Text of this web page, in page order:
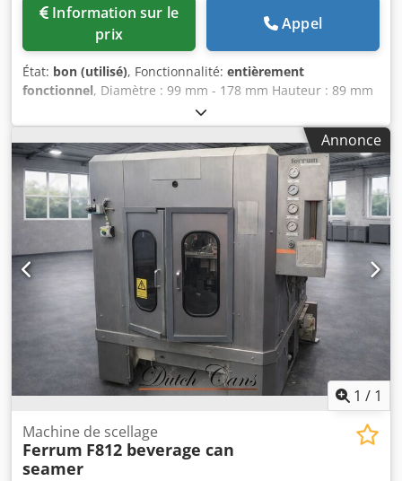
prix
Appel
État: bon (utilisé), Fonctionnalité: entièrement
fonctionnel, Diamètre : 99 mm - 178 mm Hauteur : 89 mm
- 254 mm Dodpfx Apjtqmv Dj Hjkr Capacité de production :
jusqu'à 150 c.p.m. Outillage pour environ : 99 mm (401) ou
153 mm (603)
Annonce
1 / 1
Machine de scellage
Ferrum F812 beverage can
seamer